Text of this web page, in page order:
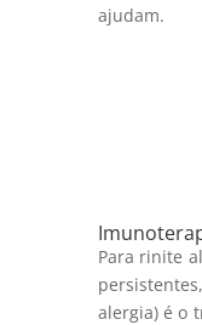
ajudam.
Para rinite
alergia) é o